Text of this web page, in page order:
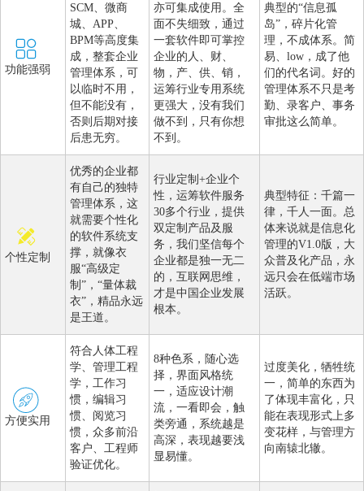
功能强弱
SCM、微商
城、APP、
BPM等高度集
成，整套企业
管理体系，可
以临时不用，
但不能没有，
否则后期对接
后患无穷。
亦可集成使用。全
面不失细致，通过
一套软件即可掌控
企业的人、财、
物，产、供、销，
运筹行业专用系统
更强大，没有我们
做不到，只有你想
不到。
典型的“信息孤
岛”，碎片化管
理，不成体系。简
易、low，成了他
们的代名词。好的
管理体系不只是考
勤、录客户、事务
审批这么简单。
个性定制
优秀的企业都
有自己的独特
管理体系，这
就需要个性化
的软件系统支
撑，就像衣
服“高级定
制”，“量体裁
衣”，精品永远
是王道。
行业定制+企业个
性，运筹软件服务
30多个行业，提供
双定制产品及服
务，我们坚信每个
企业都是独一无二
的，互联网思维，
才是中国企业发展
根本。
典型特征：千篇一
律，千人一面。总
体来说就是信息化
管理的V1.0版，大
众普及化产品，永
远只会在低端市场
活跃。
方便实用
符合人体工程
学、管理工程
学，工作习
惯，编辑习
惯、阅览习
惯，众多前沿
客户、工程师
验证优化。
8种色系，随心选
择，界面风格统
一，适应设计潮
流，一看即会，触
类旁通，系统越是
高深，表现越要浅
显易懂。
过度美化，牺牲统
一，简单的东西为
了体现丰富化，只
能在表现形式上多
变花样，与管理方
向南辕北辙。